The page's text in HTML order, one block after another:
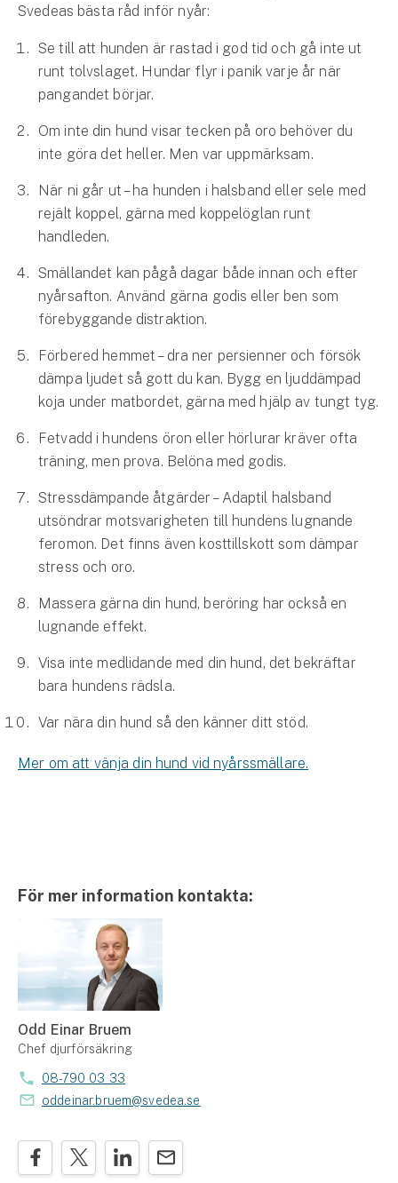
Företagsförsäkring
Bilförsäkring för företag
Släpvagnsförsäkring
Gruppförsäkringar
Försäkring via förmedlare
Se alla försäkringar
Svedeas bästa råd inför nyår:
Se till att hunden är rastad i god tid och gå inte ut
runt tolvslaget. Hundar flyr i panik varje år när
pangandet börjar.
Om inte din hund visar tecken på oro behöver du
inte göra det heller. Men var uppmärksam.
När ni går ut – ha hunden i halsband eller sele med
rejält koppel, gärna med koppelöglan runt
handleden.
Smällandet kan pågå dagar både innan och efter
nyårsafton. Använd gärna godis eller ben som
förebyggande distraktion.
Förbered hemmet – dra ner persienner och försök
dämpa ljudet så gott du kan. Bygg en ljuddämpad
koja under matbordet, gärna med hjälp av tungt tyg.
Fetvadd i hundens öron eller hörlurar kräver ofta
träning, men prova. Belöna med godis.
Stressdämpande åtgärder – Adaptil halsband
utsöndrar motsvarigheten till hundens lugnande
feromon. Det finns även kosttillskott som dämpar
stress och oro.
Massera gärna din hund, beröring har också en
lugnande effekt.
Visa inte medlidande med din hund, det bekräftar
bara hundens rädsla.
Var nära din hund så den känner ditt stöd.
Mer om att vänja din hund vid nyårssmällare.
För mer information kontakta:
Odd Einar Bruem
Chef djurförsäkring
08-790 03 33
oddeinar.bruem@svedea.se